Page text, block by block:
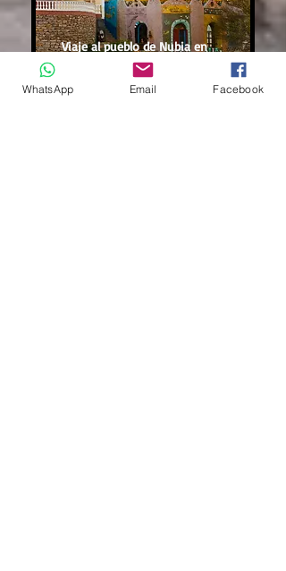
Viaje al pueblo de Nubia en
WhatsApp Email Facebook